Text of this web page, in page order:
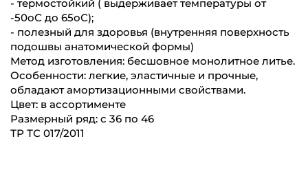
- термостойкий ( выдерживает температуры от
-50оС до 65оС);
- полезный для здоровья (внутренняя поверхность
подошвы анатомической формы)
Метод изготовления: бесшовное монолитное литье.
Особенности: легкие, эластичные и прочные,
обладают амортизационными свойствами.
Цвет: в ассортименте
Размерный ряд: с 36 по 46
ТР ТС 017/2011